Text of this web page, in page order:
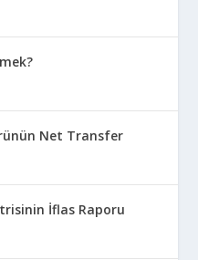
Net Transfer
İflas Raporu